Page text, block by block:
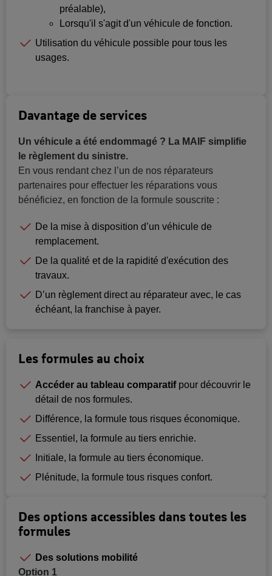
préalable),
Lorsqu'il s'agit d'un véhicule de fonction.
Utilisation du véhicule possible pour tous les
usages.
Davantage de services
Un véhicule a été endommagé ? La MAIF simplifie
le règlement du sinistre.
En vous rendant chez l’un de nos réparateurs
partenaires pour effectuer les réparations vous
bénéficiez, en fonction de la formule souscrite :
De la mise à disposition d’un véhicule de
remplacement.
De la qualité et de la rapidité d'exécution des
travaux.
D’un règlement direct au réparateur avec, le cas
échéant, la franchise à payer.
Les formules au choix
Accéder au tableau comparatif pour découvrir le
détail de nos formules.
Différence, la formule tous risques économique.
Essentiel, la formule au tiers enrichie.
Initiale, la formule au tiers économique.
Plénitude, la formule tous risques confort.
Des options accessibles dans toutes les
formules
Des solutions mobilité
Option 1